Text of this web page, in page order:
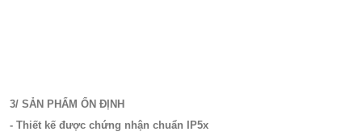
3/ SẢN PHẨM ỔN ĐỊNH
- Thiết kế được chứng nhận chuẩn IP5x